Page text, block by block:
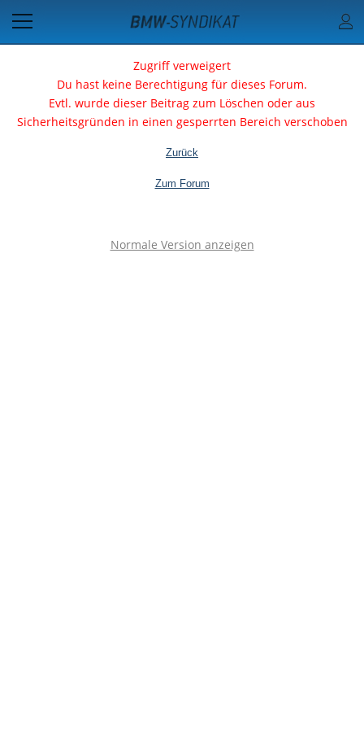
Zugriff verweigert
Du hast keine Berechtigung für dieses Forum.
Evtl. wurde dieser Beitrag zum Löschen oder aus
Sicherheitsgründen in einen gesperrten Bereich verschoben
Zurück
Zum Forum
Normale Version anzeigen